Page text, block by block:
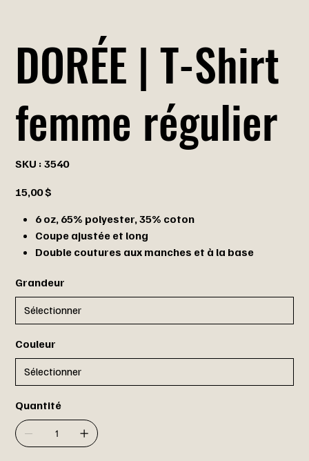
DORÉE | T-Shirt
femme régulier
SKU : 3540
3540
15,00 $
6 oz, 65% polyester, 35% coton
Coupe ajustée et long
Double coutures aux manches et à la base
Grandeur
Couleur
Quantité